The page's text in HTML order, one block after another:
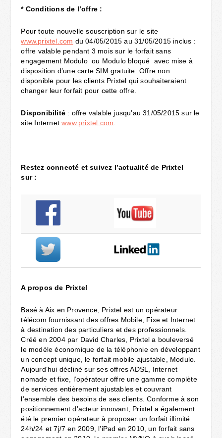
*Conditions de l’offre :
Pour toute nouvelle souscription sur le site
www.prixtel.com du 04/05/2015 au 31/05/2015 inclus :
offre valable pendant 3 mois sur le forfait sans
engagement Modulo ou Modulo bloqué avec mise à
disposition d’une carte SIM gratuite. Offre non
disponible pour les clients Prixtel qui souhaiteraient
changer leur forfait pour cette offre.
Disponibilité : offre valable jusqu’au 31/05/2015 sur le
site Internetwww.prixtel.com.
Restez connecté et suivez l’actualité de Prixtel
sur :
A propos de Prixtel
Basé à Aix en Provence, Prixtel est un opérateur
télécom fournissant des offres Mobile, Fixe et Internet
à destination des particuliers et des professionnels.
Créé en 2004 par David Charles, Prixtel a bouleversé
le modèle économique de la téléphonie en développant
un concept unique, le forfait mobile ajustable, Modulo.
Aujourd’hui décliné sur ses offres ADSL, Internet
nomade et fixe, l’opérateur offre une gamme complète
de services entièrement ajustables et couvrant
l’ensemble des besoins de ses clients. Conforme à son
positionnement d’acteur innovant, Prixtel a également
été le premier opérateur à proposer un forfait illimité
24h/24 et 7j/7 en 2009, l’iPad en 2010, un forfait sans